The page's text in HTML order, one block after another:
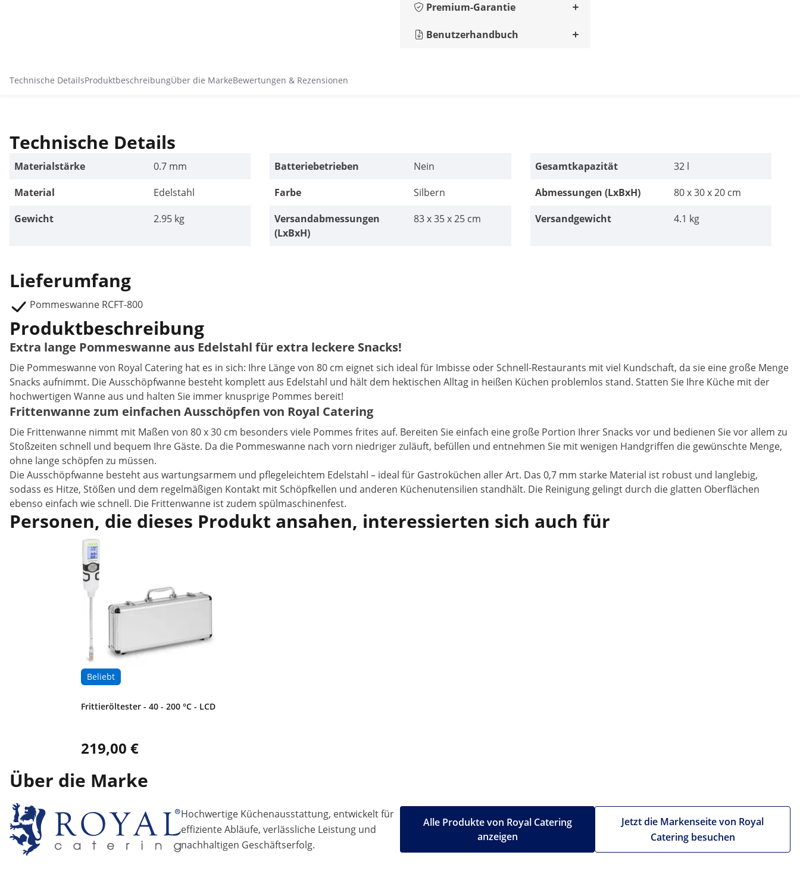
Premium-Garantie
Benutzerhandbuch
Technische DetailsProduktbeschreibungÜber die MarkeBewertungen & Rezensionen
Technische Details
Materialstärke 0.7 mm Batteriebetrieben Nein Gesamtkapazität
32 l
Material
Edelstahl Farbe Silbern Abmessungen (LxBxH)
80 x 30 x 20 cm
Gewicht
2.95 kg
Versandabmessungen
(LxBxH)
83 x 35 x 25 cm Versandgewicht 4.1 kg
Lieferumfang
Pommeswanne RCFT-800
Produktbeschreibung
Extra lange Pommeswanne aus Edelstahl für extra leckere Snacks!
Die Pommeswanne von Royal Catering hat es in sich: Ihre Länge von 80 cm eignet sich ideal für Imbisse oder Schnell-Restaurants mit viel Kundschaft, da sie eine große Menge
Snacks aufnimmt. Die Ausschöpfwanne besteht komplett aus Edelstahl und hält dem hektischen Alltag in heißen Küchen problemlos stand. Statten Sie Ihre Küche mit der
hochwertigen Wanne aus und halten Sie immer knusprige Pommes bereit!
Frittenwanne zum einfachen Ausschöpfen von Royal Catering
Die Frittenwanne nimmt mit Maßen von 80 x 30 cm besonders viele Pommes frites auf. Bereiten Sie einfach eine große Portion Ihrer Snacks vor und bedienen Sie vor allem zu
Stoßzeiten schnell und bequem Ihre Gäste. Da die Pommeswanne nach vorn niedriger zuläuft, befüllen und entnehmen Sie mit wenigen Handgriffen die gewünschte Menge,
ohne lange schöpfen zu müssen.
Die Ausschöpfwanne besteht aus wartungsarmem und pflegeleichtem Edelstahl – ideal für Gastroküchen aller Art. Das 0,7 mm starke Material ist robust und langlebig,
sodass es Hitze, Stößen und dem regelmäßigen Kontakt mit Schöpfkellen und anderen Küchenutensilien standhält. Die Reinigung gelingt durch die glatten Oberflächen
ebenso einfach wie schnell. Die Frittenwanne ist zudem spülmaschinenfest.
Personen, die dieses Produkt ansahen, interessierten sich auch für
Beliebt
Frittieröltester - 40 - 200 °C - LCD
219,00 €
Über die Marke
Hochwertige Küchenausstattung, entwickelt für
effiziente Abläufe, verlässliche Leistung und
nachhaltigen Geschäftserfolg.
Jetzt die Markenseite von Royal
Catering besuchen
Alle Produkte von Royal Catering
anzeigen